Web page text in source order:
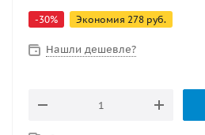
-30% Экономия 278 руб.
Нашли дешевле?